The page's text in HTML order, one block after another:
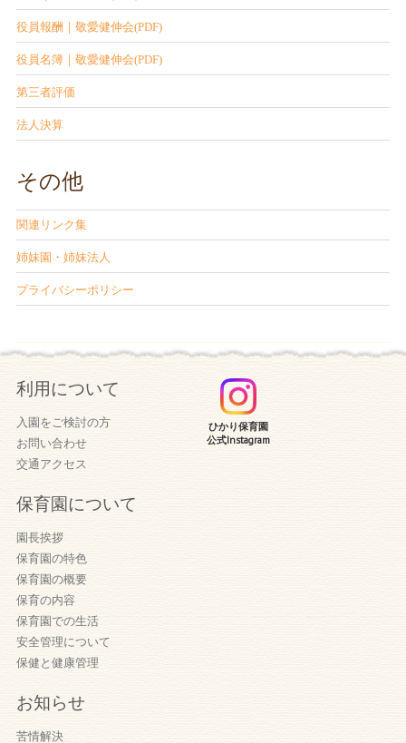
役員報酬｜敬愛健伸会(PDF)
役員名簿｜敬愛健伸会(PDF)
第三者評価
法人決算
その他
関連リンク集
姉妹園・姉妹法人
プライバシーポリシー
ひかり保育園
公式Instagram
利用について
入園をご検討の方
お問い合わせ
交通アクセス
保育園について
園長挨拶
保育園の特色
保育園の概要
保育の内容
保育園での生活
安全管理について
保健と健康管理
お知らせ
苦情解決